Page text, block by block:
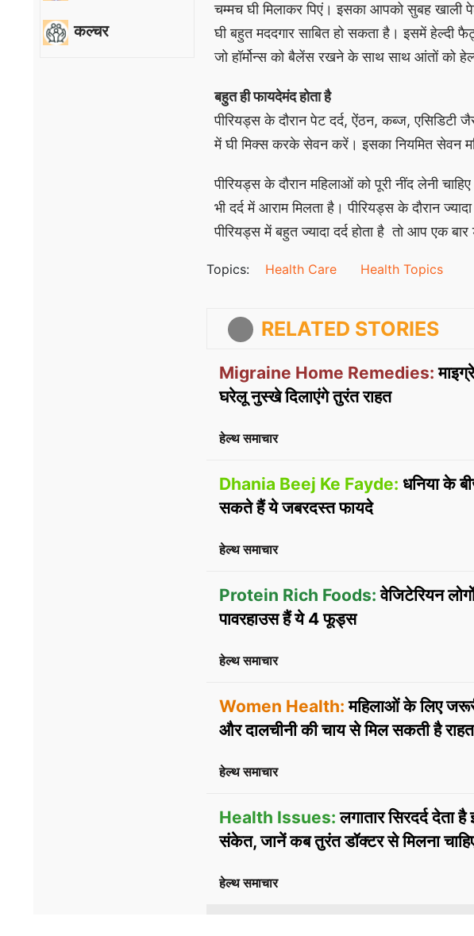
कल्चर
चम्मच घी मिलाकर पिएं। इसका आपको सुबह खाली
घी बहुत मददगार साबित हो सकता है। इसमें हेल्दी
जो हॉर्मोन्स को बैलेंस रखने के साथ साथ आंतों को
बहुत ही फायदेमंद होता है
पीरियड्स के दौरान पेट दर्द, ऐंठन, कब्ज,
में घी मिक्स करके सेवन करें। इसका नियमित सेवन
पीरियड्स के दौरान महिलाओं को पूरी नींद लेनी
भी दर्द में आराम मिलता है। पीरियड्स के दौरान
पीरियड्स में बहुत ज्यादा दर्द होता है तो आप एक
Topics: Health Care Health Topics
RELATED STORIES
Migraine Home Remedies:
घरेलू नुस्खे दिलाएंगे तुरंत राहत
हेल्थ समाचार
Dhania Beej Ke Fayde: धनिया के
सकते हैं ये जबरदस्त फायदे
हेल्थ समाचार
Protein Rich Foods: वेजिटेरियन
पावरहाउस हैं ये 4 फूड्स
हेल्थ समाचार
Women Health: महिलाओं के लिए
और दालचीनी की चाय से मिल सकती है राहत
हेल्थ समाचार
Health Issues: लगातार सिरदर्द देता
संकेत, जानें कब तुरंत डॉक्टर से मिलना
हेल्थ समाचार